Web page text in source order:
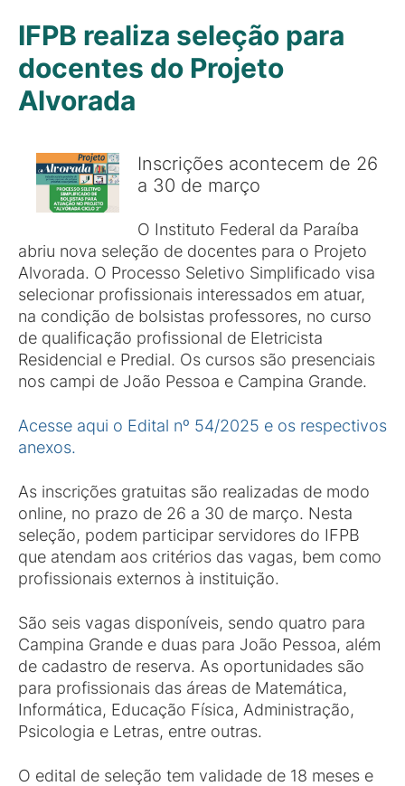
IFPB realiza seleção para
docentes do Projeto
Alvorada
Inscrições acontecem de 26
a 30 de março
O Instituto Federal da Paraíba
abriu nova seleção de docentes para o Projeto
Alvorada. O Processo Seletivo Simplificado visa
selecionar profissionais interessados em atuar,
na condição de bolsistas professores, no curso
de qualificação profissional de Eletricista
Residencial e Predial. Os cursos são presenciais
nos campi de João Pessoa e Campina Grande.
Acesse aqui o Edital nº 54/2025 e os respectivos
anexos.
As inscrições gratuitas são realizadas de modo
online, no prazo de 26 a 30 de março. Nesta
seleção, podem participar servidores do IFPB
que atendam aos critérios das vagas, bem como
profissionais externos à instituição.
São seis vagas disponíveis, sendo quatro para
Campina Grande e duas para João Pessoa, além
de cadastro de reserva. As oportunidades são
para profissionais das áreas de Matemática,
Informática, Educação Física, Administração,
Psicologia e Letras, entre outras.
O edital de seleção tem validade de 18 meses e